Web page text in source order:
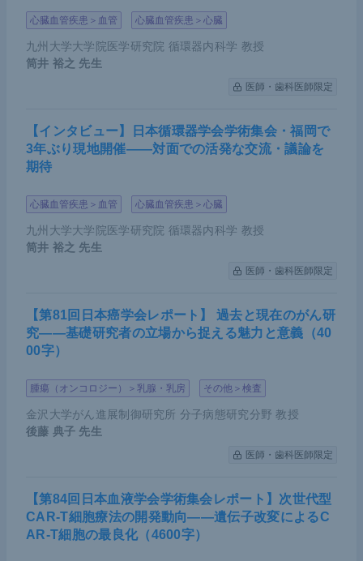
心臓血管疾患＞血管 心臓血管疾患＞心臓
九州大学大学院医学研究院 循環器内科学 教授
筒井 裕之 先生
医師・歯科医師限定
【インタビュー】日本循環器学会学術集会・福岡で
3年ぶり現地開催――対面での活発な交流・議論を
期待
心臓血管疾患＞血管 心臓血管疾患＞心臓
九州大学大学院医学研究院 循環器内科学 教授
筒井 裕之 先生
医師・歯科医師限定
【第81回日本癌学会レポート】 過去と現在のがん研
究――基礎研究者の立場から捉える魅力と意義（40
00字）
腫瘍（オンコロジー）＞乳腺・乳房 その他＞検査
金沢大学がん進展制御研究所 分子病態研究分野 教授
後藤 典子 先生
医師・歯科医師限定
【第84回日本血液学会学術集会レポート】次世代型
CAR-T細胞療法の開発動向――遺伝子改変によるC
AR-T細胞の最良化（4600字）